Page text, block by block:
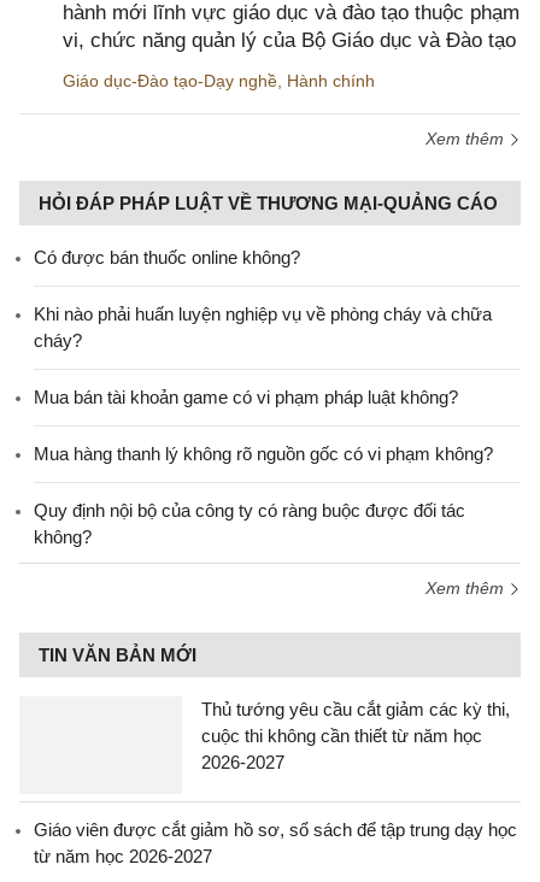
hành mới lĩnh vực giáo dục và đào tạo thuộc phạm
vi, chức năng quản lý của Bộ Giáo dục và Đào tạo
Giáo dục-Đào tạo-Dạy nghề Hành chính
Xem thêm
HỎI ĐÁP PHÁP LUẬT VỀ THƯƠNG MẠI-QUẢNG CÁO
Có được bán thuốc online không?
Khi nào phải huấn luyện nghiệp vụ về phòng cháy và chữa
cháy?
Mua bán tài khoản game có vi phạm pháp luật không?
Mua hàng thanh lý không rõ nguồn gốc có vi phạm không?
Quy định nội bộ của công ty có ràng buộc được đối tác
không?
Xem thêm
TIN VĂN BẢN MỚI
Thủ tướng yêu cầu cắt giảm các kỳ thi,
cuộc thi không cần thiết từ năm học
2026-2027
Giáo viên được cắt giảm hồ sơ, sổ sách để tập trung dạy học
từ năm học 2026-2027